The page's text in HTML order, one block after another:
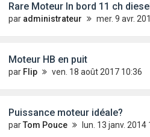
Rare Moteur In bord 11 ch diesel sur un First 18
par administrateur mer. 9 avr. 2014 12:45
Moteur HB en puit
par Flip ven. 18 août 2017 10:36
Puissance moteur idéale?
parTom Pouce lun. 13 janv. 2014